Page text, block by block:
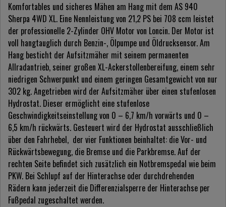
Komfortables und sicheres Mähen am Hang mit dem AS 940
Sherpa 4WD XL. Eine Nennleistung von 21,2 PS bei 708 ccm leistet
der professionelle 2-Zylinder OHV Motor von Loncin. Der Motor ist
voll hangtauglich durch Benzin-, Ölpumpe und Öldrucksensor. Am
Hang besticht der Aufsitzmäher mit seinem permanenten
Allradantrieb, seiner großen XL-Ackerstollenbereifung, einem sehr
niedrigen Schwerpunkt und einem geringen Gesamtgewicht von nur
302 kg. Angetrieben wird der Aufsitzmäher über einen stufenlosen
Hydrostat. Dieser ermöglicht eine stufenlose
Geschwindigkeitseinstellung von 0 – 6,7 km/h vorwärts und 0 –
6,5 km/h rückwärts. Gesteuert wird der Hydrostat ausschließlich
über den Fahrhebel, der vier Funktionen beinhaltet: die Vor- und
Rückwärtsbewegung, die Bremse und die Parkbremse. Auf der
rechten Seite befindet sich zusätzlich ein Notbremspedal wie beim
PKW. Bei Schlupf auf der Hinterachse oder durchdrehenden
Rädern kann jederzeit die Differenzialsperre der Hinterachse per
Fußpedal zugeschaltet werden.